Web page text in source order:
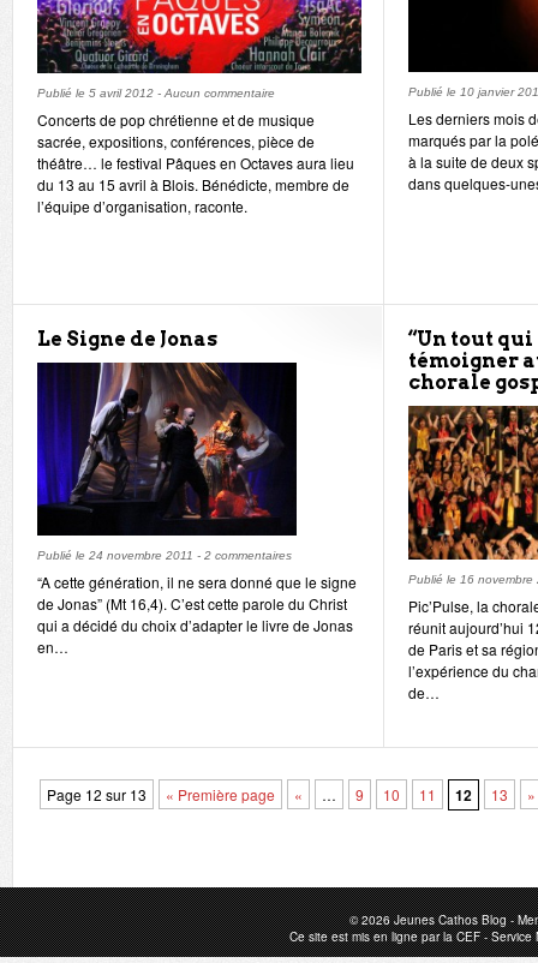
Publié le 5 avril 2012 - Aucun commentaire
Concerts de pop chrétienne et de musique
sacrée, expositions, conférences, pièce de
théâtre… le festival Pâques en Octaves aura lieu
du 13 au 15 avril à Blois. Bénédicte, membre de
l’équipe d’organisation, raconte.
Publié le 10 janvier
Les derniers mois
marqués par la
à la suite de deux
dans quelques-
Le Signe de Jonas
Publié le 24 novembre 2011 - 2 commentaires
“A cette génération, il ne sera donné que le signe
de Jonas” (Mt 16,4). C’est cette parole du Christ
qui a décidé du choix d’adapter le livre de Jonas
en…
“Un tout qui
témoigner
chorale
Publié le 16 novembre
Pic’Pulse, la
réunit aujourd’hui
de Paris et sa
l’expérience du
de…
Page 12 sur 13 « Première page « … 9 10 11 12 13 »
© 2026Jeunes Cathos Blog-
Ce site est mis en ligne par laCEF-Service